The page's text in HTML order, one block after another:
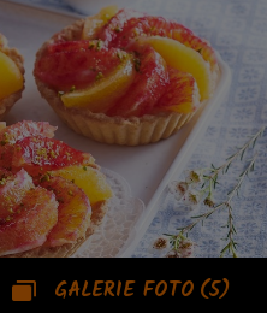
GALERIE FOTO (5)